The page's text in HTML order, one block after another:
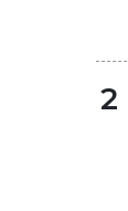
2